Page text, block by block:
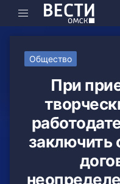
Общество
При
заключить